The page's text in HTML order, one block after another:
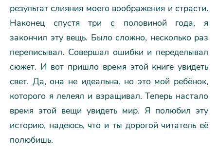
результат слияния моего воображения и страсти.
Наконец спустя три с половиной года, я
закончил эту вещь. Было сложно, несколько раз
переписывал. Совершал ошибки и переделывал
сюжет. И вот пришло время этой книге увидеть
свет. Да, она не идеальна, но это мой ребёнок,
которого я лелеял и взращивал. Теперь настало
время этой вещи увидеть мир. Я полюбил эту
историю, надеюсь, что и ты дорогой читатель её
полюбишь.